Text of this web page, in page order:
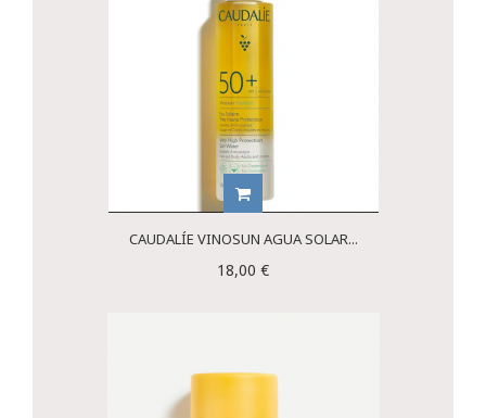
CAUDALÍE VINOSUN AGUA SOLAR...
18,00 €